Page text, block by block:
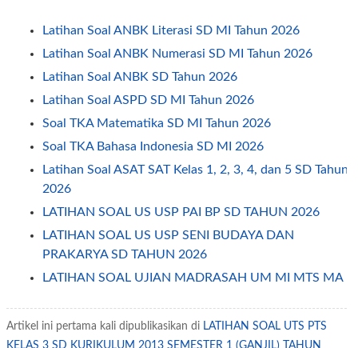
Latihan Soal ANBK Literasi SD MI Tahun 2026
Latihan Soal ANBK Numerasi SD MI Tahun 2026
Latihan Soal ANBK SD Tahun 2026
Latihan Soal ASPD SD MI Tahun 2026
Soal TKA Matematika SD MI Tahun 2026
Soal TKA Bahasa Indonesia SD MI 2026
Latihan Soal ASAT SAT Kelas 1, 2, 3, 4, dan 5 SD Tahun
2026
LATIHAN SOAL US USP PAI BP SD TAHUN 2026
LATIHAN SOAL US USP SENI BUDAYA DAN
PRAKARYA SD TAHUN 2026
LATIHAN SOAL UJIAN MADRASAH UM MI MTS MA
LATIHAN SOAL BAHASA INGGRIS UNTUK SD
SOAL PAS - SAS BAHASA INDONESIA KELAS 4
Artikel ini pertama kali dipublikasikan di LATIHAN SOAL UTS PTS
KELAS 3 SD KURIKULUM 2013 SEMESTER 1 (GANJIL) TAHUN